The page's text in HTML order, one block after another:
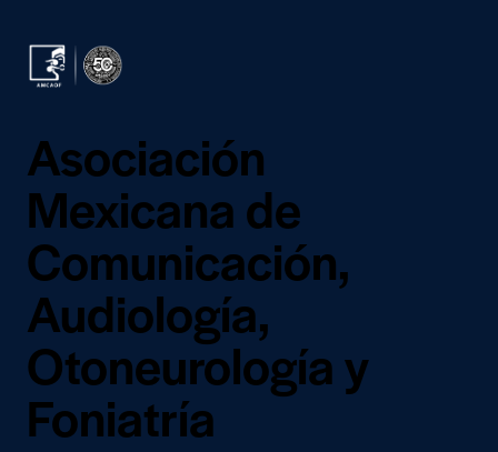
Asociación
Mexicana de
Comunicación,
Audiología,
Otoneurología y
Foniatría